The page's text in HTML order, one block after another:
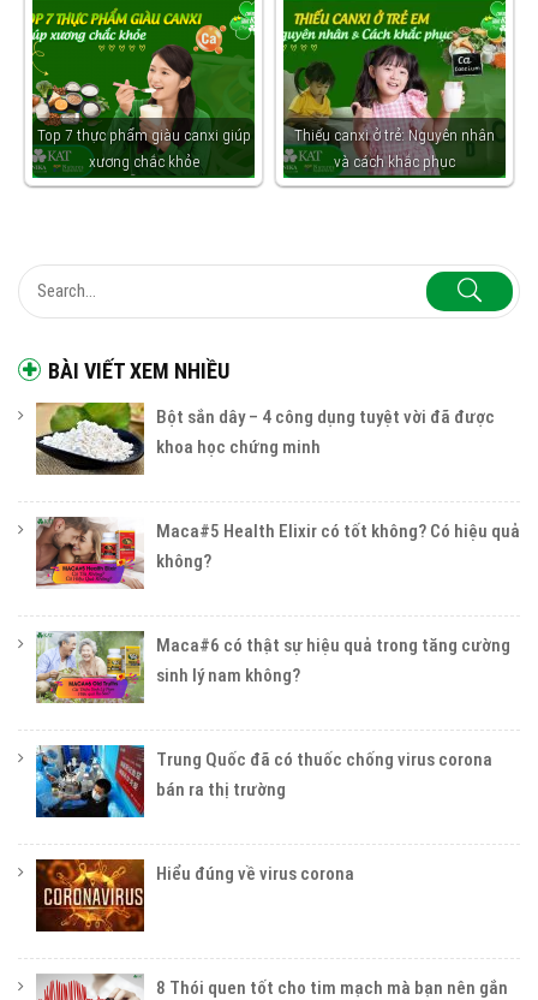
BÀI VIẾT XEM NHIỀU
Bột sắn dây – 4 công dụng tuyệt vời đã được
khoa học chứng minh
Maca#5 Health Elixir có tốt không? Có hiệu quả
không?
Maca#6 có thật sự hiệu quả trong tăng cường
sinh lý nam không?
Trung Quốc đã có thuốc chống virus corona
bán ra thị trường
Hiểu đúng về virus corona
8 Thói quen tốt cho tim mạch mà bạn nên gắn
Top 7 thực phẩm giàu canxi giúp
xương chắc khỏe
Thiếu canxi ở trẻ: Nguyên nhân
và cách khắc phục